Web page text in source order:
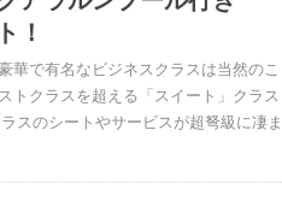
！
華で有名なビジネスクラスは当然のこ
トクラスを超える「スイート」クラス
スのシートやサービスが超弩級に凄ま